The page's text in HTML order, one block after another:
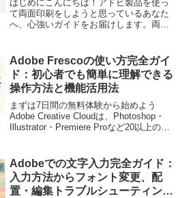
はじめにこんにちは！アドビ製品を使っ
て両面印刷をしようと思っているあなた
へ、心強いガイドをお届けします。両面
感じられるかもしれません。この記事で
は、両面印刷の基礎知識から...
Adobe Frescoの使い方完全ガイ
ド：初心者でも簡単に理解できる
操作方法と機能活用法
まずは7日間の無料体験から始めよう
Adobe Creative Cloudは、Photoshop・
Illustrator・Premiere Proなど20以上のア
→※...
Adobeでの文字入力完全ガイド：
入力方法からフォント変更、配
置・編集トラブルシューティング